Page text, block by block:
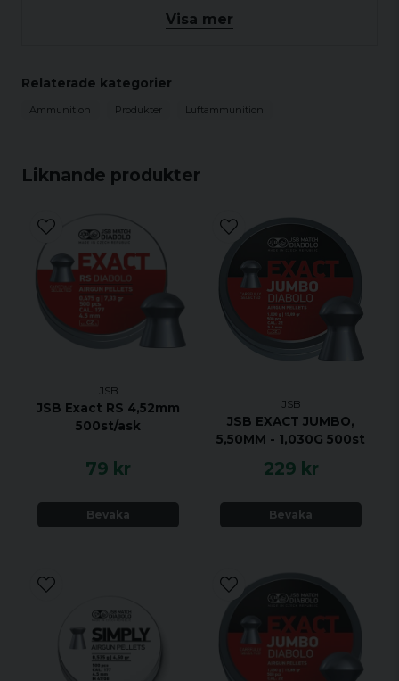
Liknande produkter
JSB
JSB Exact RS 4,52mm
500st/ask
79 kr
Bevaka
JSB
JSB EXACT JUMBO,
5,50MM - 1,030G 500st
229 kr
Bevaka
Antal per förpackning
Diameter
Visa mer
Relaterade kategorier
Ammunition Produkter Luftammunition